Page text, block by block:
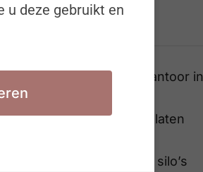
interessant
Attentia opent openluchtkantoor in
Vlaanderen
naar het werk: we laten
Digitale transformatie over silo’s
u deze gebruikt en